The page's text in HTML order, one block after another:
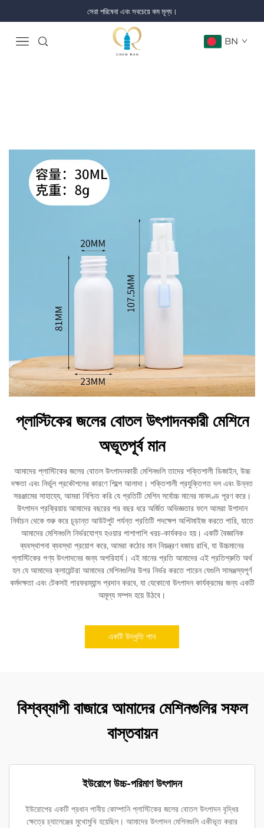
সেরা পরিষেবা এবং সবচেয়ে কম মূল্য।
BN
প্লাস্টিকের জলের বোতল উৎপাদনকারী মেশিনে
অভূতপূর্ব মান
আমাদের প্লাস্টিকের জলের বোতল উৎপাদনকারী মেশিনগুলি তাদের শক্তিশালী ডিজাইন, উচ্চ
দক্ষতা এবং নির্ভুল প্রকৌশলের কারণে শিল্পে আলাদা। শক্তিশালী প্রযুক্তিগত দল এবং উন্নত
সরঞ্জামের সাহায্যে, আমরা নিশ্চিত করি যে প্রতিটি মেশিন সর্বোচ্চ মানের মানদণ্ড পূরণ করে।
উৎপাদন প্রক্রিয়ায় আমাদের বছরের পর বছর ধরে অর্জিত অভিজ্ঞতার ফলে আমরা উপাদান
নির্বাচন থেকে শুরু করে চূড়ান্ত আউটপুট পর্যন্ত প্রতিটি পদক্ষেপ অপ্টিমাইজ করতে পারি, যাতে
আমাদের মেশিনগুলি নির্ভরযোগ্য হওয়ার পাশাপাশি খরচ-কার্যকরও হয়। একটি বৈজ্ঞানিক
ব্যবস্থাপনা ব্যবস্থা প্রয়োগ করে, আমরা কঠোর মান নিয়ন্ত্রণ বজায় রাখি, যা উচ্চমানের
প্লাস্টিকের পণ্য উৎপাদনের জন্য অপরিহার্য। এই মানের প্রতি আমাদের এই প্রতিশ্রুতি অর্থ
হল যে আমাদের ক্লায়েন্টরা আমাদের মেশিনগুলির উপর নির্ভর করতে পারেন যেগুলি সামঞ্জস্যপূর্ণ
কর্মদক্ষতা এবং টেকসই পারফরম্যান্স প্রদান করবে, যা যেকোনো উৎপাদন কার্যক্রমের জন্য একটি
অমূল্য সম্পদ হয়ে উঠবে।
একটি উদ্ধৃতি পান
বিশ্বব্যাপী বাজারে আমাদের মেশিনগুলির সফল
বাস্তবায়ন
ইউরোপে উচ্চ-পরিমাণ উৎপাদন
ইউরোপের একটি প্রধান পানীয় কোম্পানি প্লাস্টিকের জলের বোতল উৎপাদন বৃদ্ধির
ক্ষেত্রে চ্যালেঞ্জের মুখোমুখি হয়েছিল। আমাদের উৎপাদন মেশিনগুলি একীভূত করার